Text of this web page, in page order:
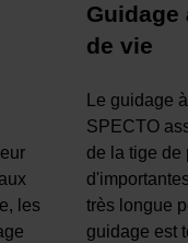
les
Guidage
de vie
Le guidage
SPECTO
de la tige de
très longue
guidage est